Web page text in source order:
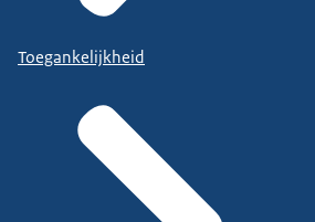
Toegankelijkheid